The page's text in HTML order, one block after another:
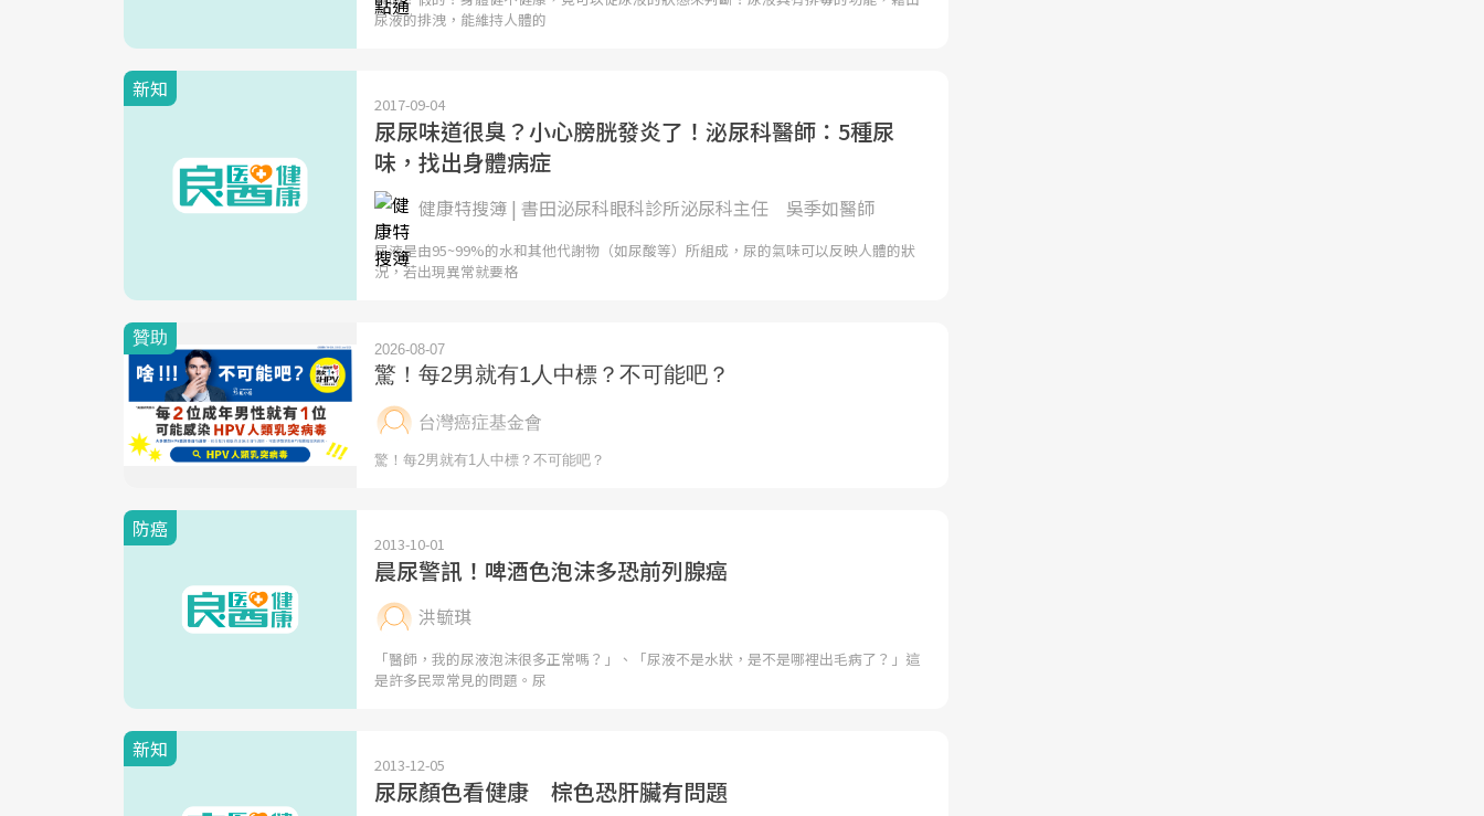
尿液的排洩，能維持人體的
新知
2017-09-04
尿尿味道很臭？小心膀胱發炎了！泌尿科醫師：5種尿
味，找出身體病症
健康特搜簿 | 書田泌尿科眼科診所泌尿科主任 吳季如醫師
尿液是由95~99%的水和其他代謝物（如尿酸等）所組成，尿的氣味可以反映人體的狀
況，若出現異常就要格
防癌
2013-10-01
晨尿警訊！啤酒色泡沫多恐前列腺癌
洪毓琪
「醫師，我的尿液泡沫很多正常嗎？」、「尿液不是水狀，是不是哪裡出毛病了？」這
是許多民眾常見的問題。尿
新知
2013-12-05
尿尿顏色看健康 棕色恐肝臟有問題